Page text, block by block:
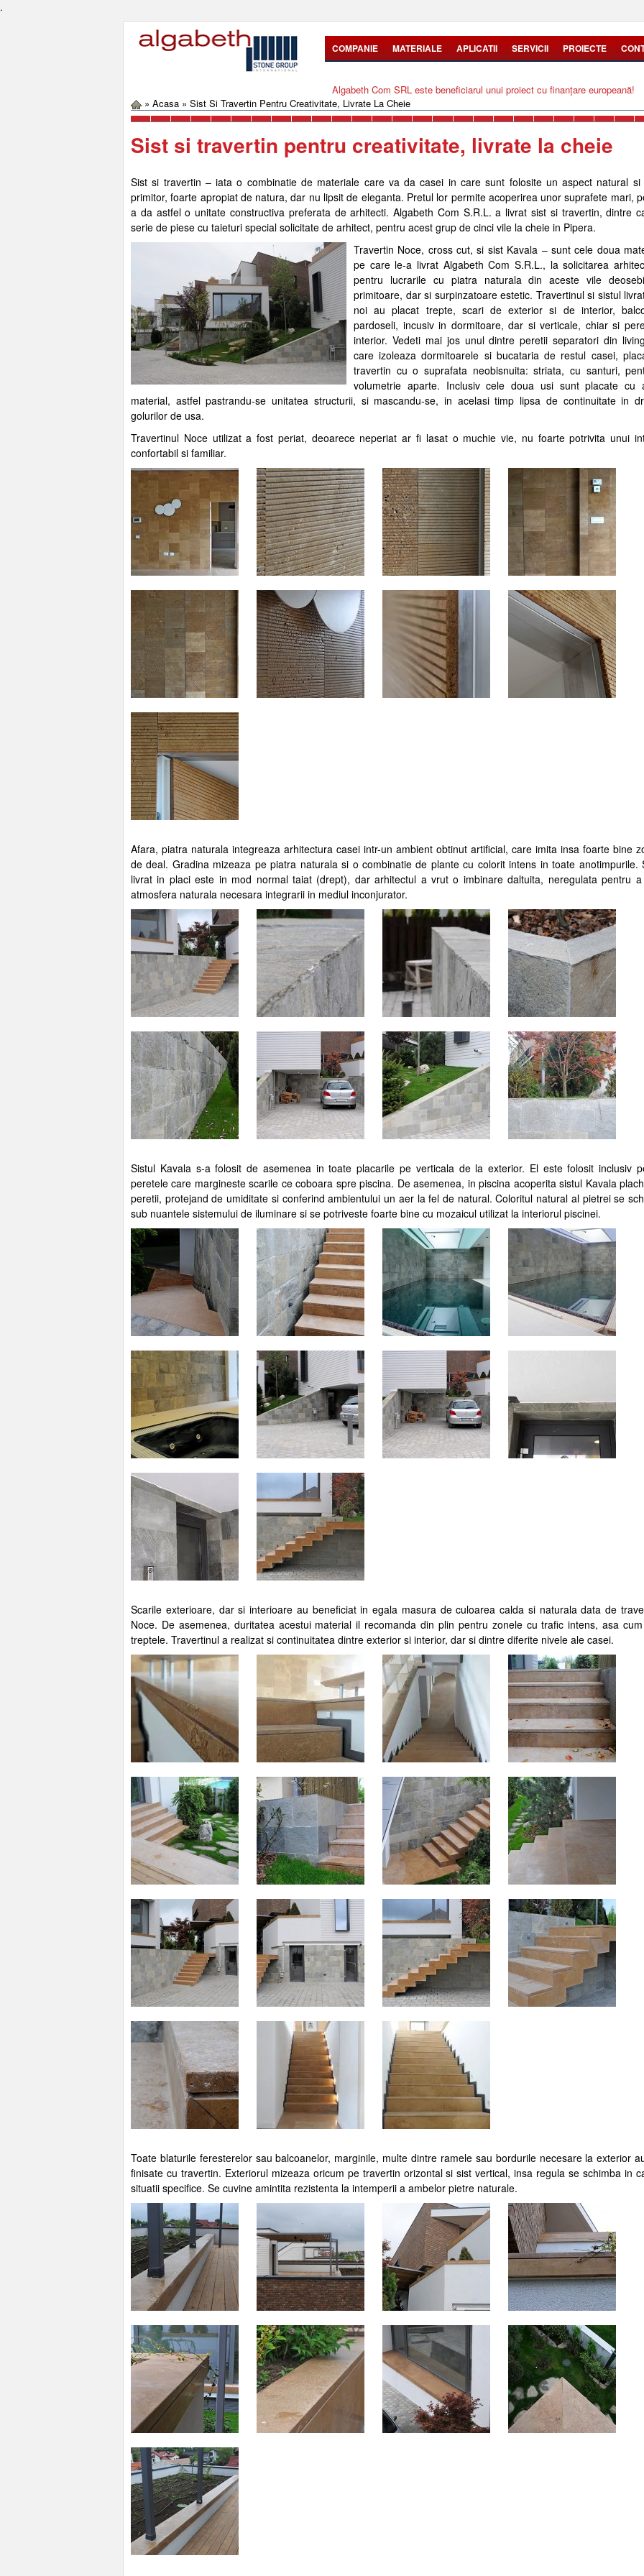
.
COMPANIE MATERIALE APLICATII SERVICII PROIECTE
Algabeth Com SRL este beneficiarul unui proiect cu finanțare europeană!
» Acasa » Sist Si Travertin Pentru Creativitate, Livrate La Cheie
Sist si travertin pentru creativitate, livrate la cheie
Sist si travertin – iata o combinatie de materiale care va da casei in care sunt folosite un aspect natural si
primitor, foarte apropiat de natura, dar nu lipsit de eleganta. Pretul lor permite acoperirea unor suprafete mari,
a da astfel o unitate constructiva preferata de arhitecti. Algabeth Com S.R.L. a livrat sist si travertin, dintre
serie de piese cu taieturi special solicitate de arhitect, pentru acest grup de cinci vile la cheie in Pipera.
Travertin Noce, cross cut, si sist Kavala – sunt cele doua
pe care le-a livrat Algabeth Com S.R.L., la solicitarea
pentru lucrarile cu piatra naturala din aceste vile
primitoare, dar si surpinzatoare estetic. Travertinul si sistul
noi au placat trepte, scari de exterior si de interior,
pardoseli, incusiv in dormitoare, dar si verticale, chiar si
interior. Vedeti mai jos unul dintre peretii separatori din
care izoleaza dormitoarele si bucataria de restul casei,
travertin cu o suprafata neobisnuita: striata, cu santuri,
volumetrie aparte. Inclusiv cele doua usi sunt placate cu
material, astfel pastrandu-se unitatea structurii, si mascandu-se, in acelasi timp lipsa de continuitate in
golurilor de usa.
Travertinul Noce utilizat a fost periat, deoarece neperiat ar fi lasat o muchie vie, nu foarte potrivita unui
confortabil si familiar.
Afara, piatra naturala integreaza arhitectura casei intr-un ambient obtinut artificial, care imita insa foarte bine
de deal. Gradina mizeaza pe piatra naturala si o combinatie de plante cu colorit intens in toate anotimpurile.
livrat in placi este in mod normal taiat (drept), dar arhitectul a vrut o imbinare daltuita, neregulata pentru
atmosfera naturala necesara integrarii in mediul inconjurator.
Sistul Kavala s-a folosit de asemenea in toate placarile pe verticala de la exterior. El este folosit inclusiv
peretele care margineste scarile ce coboara spre piscina. De asemenea, in piscina acoperita sistul Kavala
peretii, protejand de umiditate si conferind ambientului un aer la fel de natural. Coloritul natural al pietrei se
sub nuantele sistemului de iluminare si se potriveste foarte bine cu mozaicul utilizat la interiorul piscinei.
Scarile exterioare, dar si interioare au beneficiat in egala masura de culoarea calda si naturala data de
Noce. De asemenea, duritatea acestui material il recomanda din plin pentru zonele cu trafic intens, asa
treptele. Travertinul a realizat si continuitatea dintre exterior si interior, dar si dintre diferite nivele ale casei.
Toate blaturile feresterelor sau balcoanelor, marginile, multe dintre ramele sau bordurile necesare la exterior
finisate cu travertin. Exteriorul mizeaza oricum pe travertin orizontal si sist vertical, insa regula se schimba in
situatii specifice. Se cuvine amintita rezistenta la intemperii a ambelor pietre naturale.